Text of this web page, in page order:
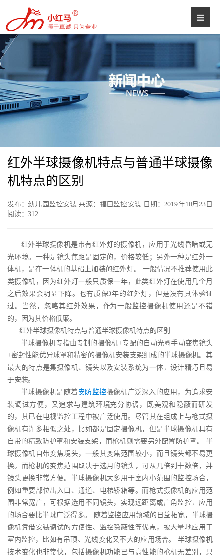
红外半球摄像机特点与普通半球摄像
机特点的区别
发布：幼儿园监控安装 来源：福田监控安装 日期：2019年10月23日
阅读： 312
红外半球摄像机是带有红外灯的摄像机，应用于光线昏暗或无
光环境。一种是镜头焦距是固定的，价格较低；另外一种是红外一
体机，是在一体机的基础上加装的红外灯。 一般情况不推荐使用此
类摄像机，因为红外灯一般只质保一年，此类红外灯在使用几个月
之后效果会明显下降。也有质保3年的红外灯，但是没有具体验证
过。当然，忽略其红外效果，作为一般监控摄像机使用还是不错
的，因为其价格低廉。
红外半球摄像机特点与普通半球摄像机特点的区别
半球摄像机专指由专制的摄像机+专配的自动光圈手动变焦镜头
+密封性能优异球罩和精密的摄像机安装支架组成的半球摄像机。其
最大的特点是集摄像机、镜头以及安装系统为一体，设计精巧且易
于安装。
半球摄像机是随着 安防监控摄像机广泛深入的应用，为追求安
装调试方便，又追求与建筑环境充分协调，既美观和隐蔽而研发
的，其已在电视监控工程中被广泛使用。尽管其在组成上与枪式摄
像机有许多相似之处，比如都是固定摄像机，但是半球摄像机具有
自带的精致防护罩和安装支架，而枪机则需要另外配置防护罩。 半
球摄像机自带变焦境头，一般其变焦范围较小，而且镜头都不易更
换。而枪机的变焦范围取决于选用的镜头，可从几倍到十数倍，并
镜头更换非常方便。半球摄像机大多用于室内小范围的监控场合，
例如重要部位出入口、通道、电梯轿箱等。而枪式摄像机的应用范
围非常宽广，可根据选用不同镜头，实现远距离或广角监控，应用
的场合要比半球广泛得多。 随着监控应用领域的日益拓宽，半球摄
像机凭借安装调试的方便性、监控隐蔽性等优点，被大量地应用于
室内监控，比如有吊顶、光线变化又不大的应用场合。 半球摄像机
技术变化也非常快，包括摄像机功能已与高性能的枪机无差别，只